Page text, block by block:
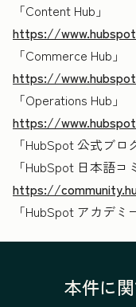
「Content Hub」
https://
「Commerce Hub」
https://
「Operations Hub」
https://
「HubSpot 公式ブロ
「HubSpot 日本語コ
https://
「HubSpot アカデミ
本件に